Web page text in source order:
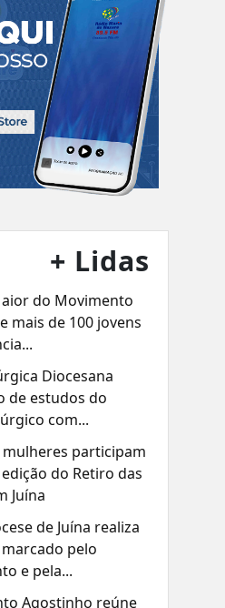
+ Lidas
do Movimento
mais de 100 jovens
Diocesana
de estudos do
com...
mulheres participam
do Retiro das
Juína
de Juína realiza
pelo
e pela...
Agostinho reúne